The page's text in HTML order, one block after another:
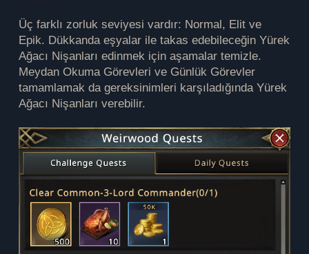
Üç farklı zorluk seviyesi vardır: Normal, Elit ve
Epik. Dükkanda eşyalar ile takas edebileceğin Yürek
Ağacı Nişanları edinmek için aşamalar temizle.
Meydan Okuma Görevleri ve Günlük Görevler
tamamlamak da gereksinimleri karşıladığında Yürek
Ağacı Nişanları verebilir.